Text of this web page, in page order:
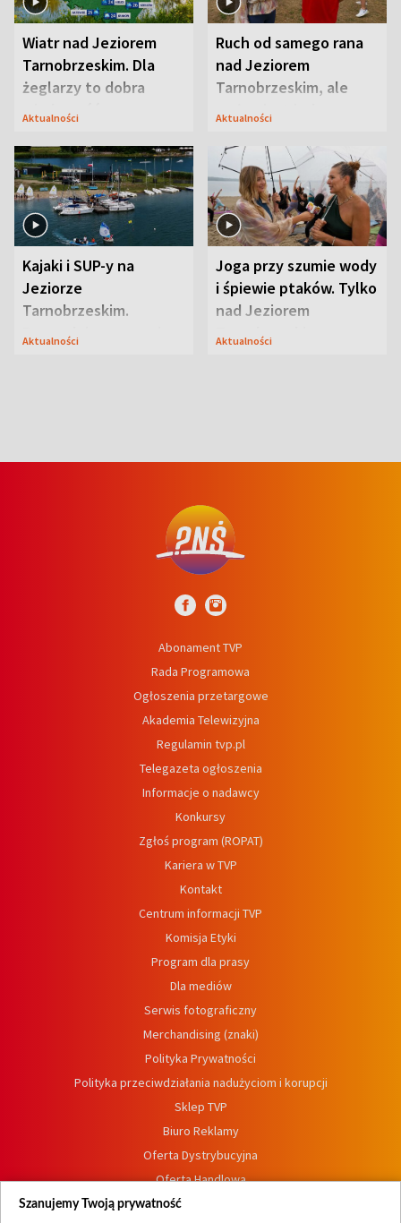
Wiatr nad Jeziorem
Tarnobrzeskim. Dla
żeglarzy to dobra
wiadomość
Aktualności
Ruch od samego rana
nad Jeziorem
Tarnobrzeskim, ale
ważna jest jedna
Aktualności
Kajaki i SUP-y na
Jeziorze
Tarnobrzeskim.
Przyrodnicy zwracają
Aktualności
Joga przy szumie wody
i śpiewie ptaków. Tylko
nad Jeziorem
Tarnobrzeskim
Aktualności
Abonament TVP
Rada Programowa
Ogłoszenia przetargowe
Akademia Telewizyjna
Regulamin tvp.pl
Telegazeta ogłoszenia
Informacje o nadawcy
Konkursy
Zgłoś program (ROPAT)
Kariera w TVP
Kontakt
Centrum informacji TVP
Komisja Etyki
Program dla prasy
Dla mediów
Serwis fotograficzny
Merchandising (znaki)
Polityka Prywatności
Polityka przeciwdziałania nadużyciom i korupcji
Sklep TVP
Biuro Reklamy
Oferta Dystrybucyjna
Oferta Handlowa
Dostępność
Szanujemy Twoją prywatność